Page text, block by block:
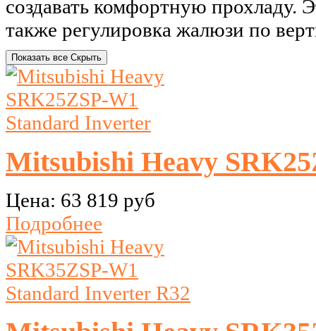
создавать комфортную прохладу.
также регулировка жалюзи по
Показать все Скрыть
Mitsubishi Heavy
Цена: 63 819 руб
Подробнее